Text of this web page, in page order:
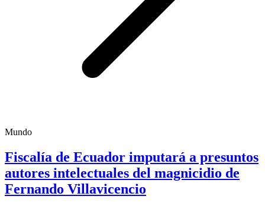
Mundo
Fiscalía de Ecuador imputará a presuntos
autores intelectuales del magnicidio de
Fernando Villavicencio